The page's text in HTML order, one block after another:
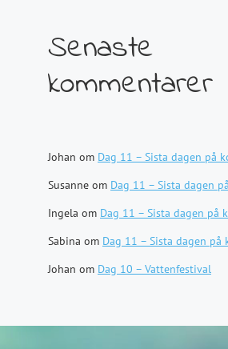
Senaste
kommentarer
Johan om Dag 11 – Sista dagen på
Susanne om Dag 11 – Sista dagen
Ingela om Dag 11 – Sista dagen på
Sabina om Dag 11 – Sista dagen på
Johan om Dag 10 – Vattenfestival